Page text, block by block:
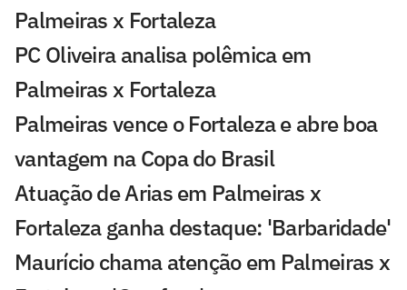
Palmeiras x Fortaleza
PC Oliveira analisa polêmica em
Palmeiras x Fortaleza
Palmeiras vence o Fortaleza e abre boa
vantagem na Copa do Brasil
Atuação de Arias em Palmeiras x
Fortaleza ganha destaque: 'Barbaridade'
Maurício chama atenção em Palmeiras x